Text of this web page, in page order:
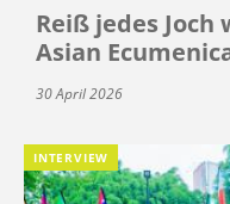
Reiß jedes Joch
Asian
30 April 2026
INTERVIEW